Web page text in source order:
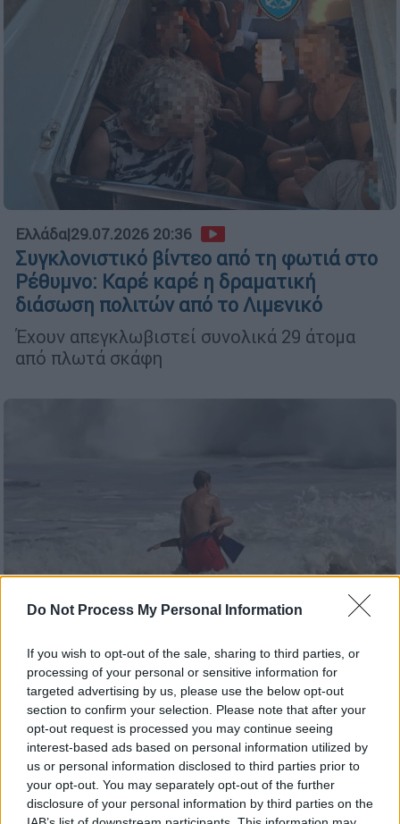
Do Not Process My Personal Information
If you wish to opt-out of the sale, sharing to third parties, or
processing of your personal or sensitive information for
targeted advertising by us, please use the below opt-out
section to confirm your selection. Please note that after your
opt-out request is processed you may continue seeing
interest-based ads based on personal information utilized by
us or personal information disclosed to third parties prior to
your opt-out. You may separately opt-out of the further
disclosure of your personal information by third parties on the
Ελλάδα|29.07.2026 20:36
Συγκλονιστικό βίντεο από τη φωτιά στο
Ρέθυμνο: Καρέ καρέ η δραματική
διάσωση πολιτών από το Λιμενικό
Έχουν απεγκλωβιστεί συνολικά 29 άτομα
από πλωτά σκάφη
Viral|29.07.2026 19:49
«Είναι καταπληκτικό παιδί»: Ο νεαρός
ναυαγοσώστης που έγινε viral έσωσε και
άλλους κολυμβητές την ίδια ημέρα
Όσα είπε η οικογένεια του ηρωικού
ναυαγοσώστη που έγινε «εθνικός ήρωας»